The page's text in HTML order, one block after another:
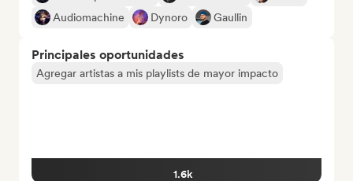
Audiomachine
Dynoro Gaullin
Principales oportunidades
Agregar artistas a mis playlists de mayor impacto
1.6k